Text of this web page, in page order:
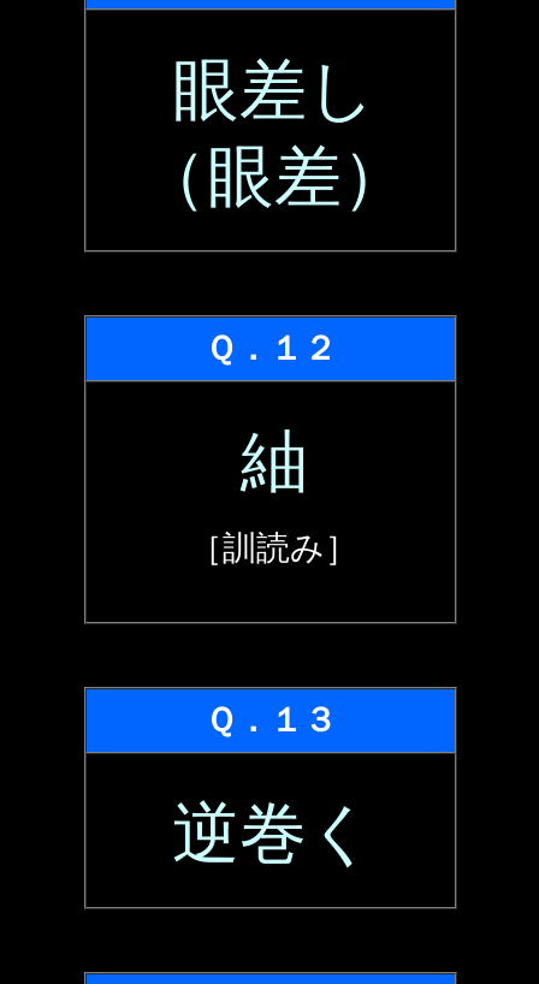
眼差し
（眼差）
Ｑ．１２
紬
［訓読み］
Ｑ．１３
逆巻く